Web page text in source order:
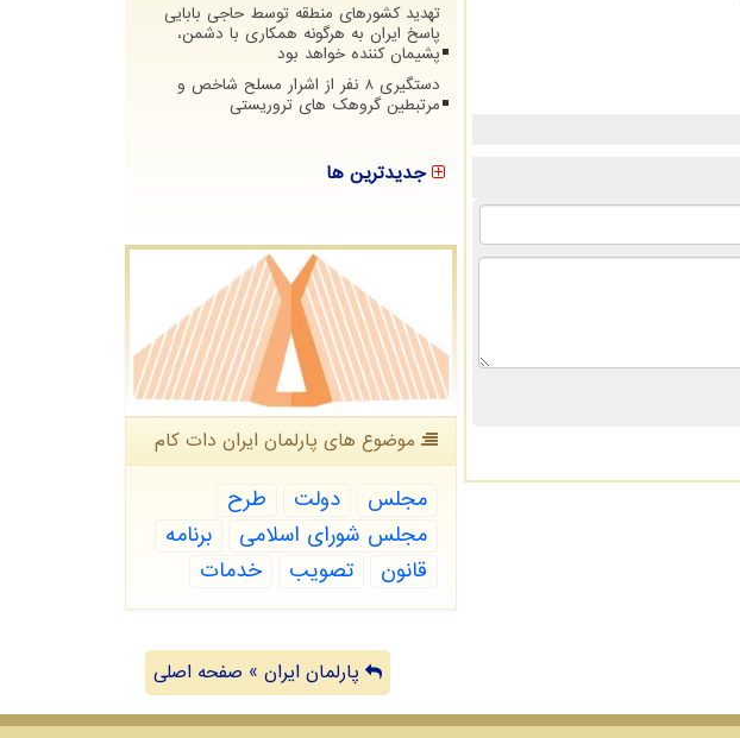
تهدید کشورهای منطقه توسط حاجی بابایی
پاسخ ایران به هرگونه همکاری با دشمن،
پشیمان کننده خواهد بود
دستگیری 8 نفر از اشرار مسلح شاخص و
مرتبطین گروهک های تروریستی
جدیدترین ها
موضوع های پارلمان ایران دات كام
مجلس دولت
طرح
مجلس شورای اسلامی
برنامه
قانون
تصویب خدمات
پارلمان ایران » صفحه اصلی